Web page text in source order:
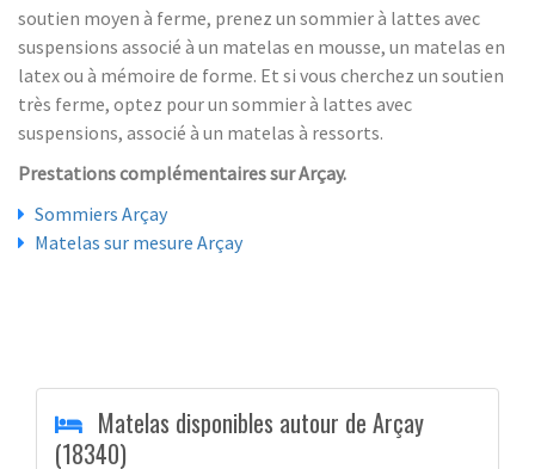
soutien moyen à ferme, prenez un sommier à lattes avec
suspensions associé à un matelas en mousse, un matelas en
latex ou à mémoire de forme. Et si vous cherchez un soutien
très ferme, optez pour un sommier à lattes avec
suspensions, associé à un matelas à ressorts.
Prestations complémentaires sur Arçay.
Sommiers Arçay
Matelas sur mesure Arçay
Matelas disponibles autour de Arçay
(18340)